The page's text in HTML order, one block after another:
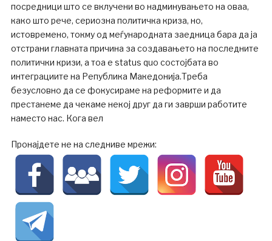
посредници што се вклучени во надминувањето на оваа,
како што рече, сериозна политичка криза, но,
истовремено, токму од меѓународната заедница бара да ја
отстрани главната причина за создавањето на последните
политички кризи, а тоа е status quo состојбата во
интеграциите на Република Македонија.Треба
безусловно да се фокусираме на реформите и да
престанеме да чекаме некој друг да ги заврши работите
наместо нас. Кога вел
Пронајдете не на следниве мрежи: